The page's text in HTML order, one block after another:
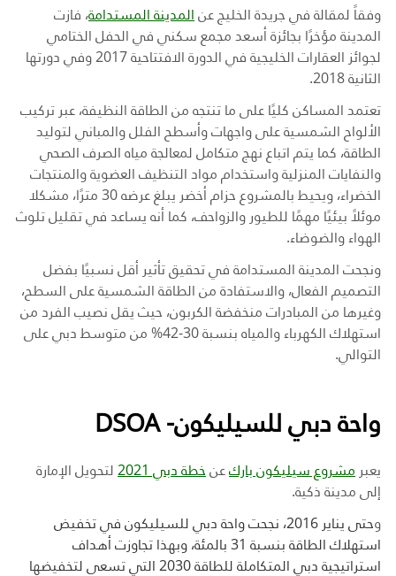
وفقاً لمقالة في جريدة الخليج عن المدينة المستدامة، فازت
المدينة مؤخرًا بجائزة أسعد مجمع سكني في الحفل الختامي
لجوائز العقارات الخليجية في الدورة الافتتاحية 2017 وفي دورتها
الثانية 2018.
تعتمد المساكن كليًا على ما تنتجه من الطاقة النظيفة، عبر تركيب
الألواح الشمسية على واجهات وأسطح الفلل والمباني لتوليد
الطاقة، كما يتم اتباع نهج متكامل لمعالجة مياه الصرف الصحي
والنفايات المنزلية واستخدام مواد التنظيف العضوية والمنتجات
الخضراء، ويحيط بالمشروع حزام أخضر يبلغ عرضه 30 مترًا، مشكلا
موئلاً بيئيًا مهمًا للطيور والزواحف، كما أنه يساعد في تقليل تلوث
الهواء والضوضاء.
ونجحت المدينة المستدامة في تحقيق تأثير أقل نسبيًا بفضل
التصميم الفعال، والاستفادة من الطاقة الشمسية على السطح،
وغيرها من المبادرات منخفضة الكربون، حيث يقل نصيب الفرد من
استهلاك الكهرباء والمياه بنسبة 30-42% من متوسط دبي على
التوالي.
واحة دبي للسيليكون- DSOA
يعبر مشروع سيليكون باركعن خطة دبي 2021
لتحويل الإمارة
إلى مدينة ذكية.
و
حتى يناير 2016، نجحت واحة دبي للسيليكون في تخفيض
استهلاك الطاقة بنسبة 31 بالمئة، وبهذا تجاوزت أهداف
استراتيجية دبي المتكاملة للطاقة 2030 التي تسعى لتخفيضها